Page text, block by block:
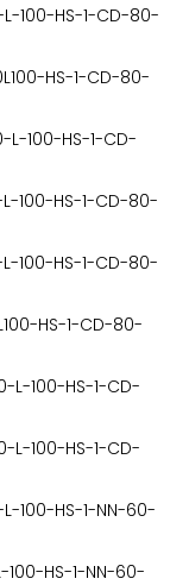
L-100-HS-1-CD-80-
HS-1-CD-80-
L-100-HS-1-CD-
L-100-HS-1-CD-80-
L-100-HS-1-CD-80-
HS-1-CD-80-
L-100-HS-1-CD-
L-100-HS-1-CD-
L-100-HS-1-NN-60-
100-HS-1-NN-60-